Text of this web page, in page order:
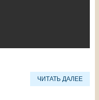
ЧИТАТЬ ДАЛЕЕ